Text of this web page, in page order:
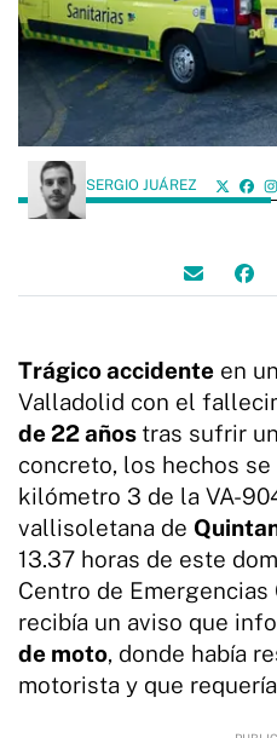
SERGIO JUÁREZ
Trágico accidente en
Valladolid con el
de 22 años tras sufrir
concreto, los hechos
kilómetro 3 de la VA-
vallisoletana de
13.37 horas de este
Centro de Emergencias
recibía un aviso que
de moto, donde había
motorista y que requería